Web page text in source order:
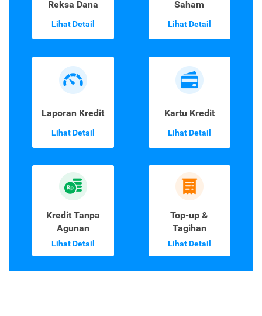
Reksa Dana
Lihat Detail
Saham
Lihat Detail
Laporan Kredit
Lihat Detail
Kartu Kredit
Lihat Detail
Kredit Tanpa
Agunan
Lihat Detail
Top-up &
Tagihan
Lihat Detail